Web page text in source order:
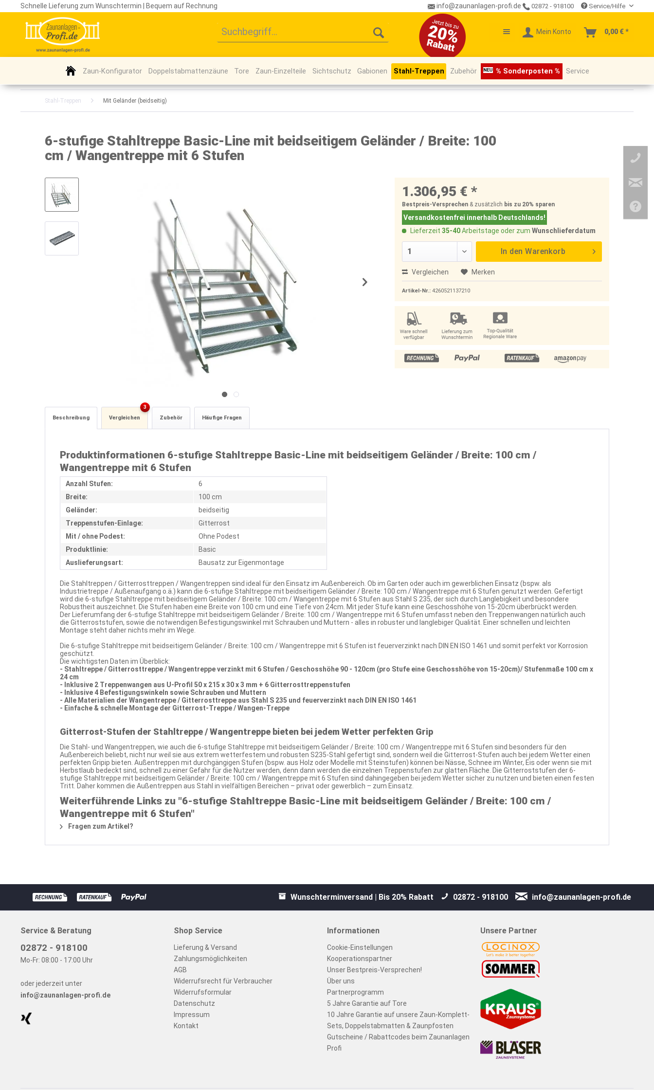
Schnelle Lieferung zum Wunschtermin | Bequem auf Rechnung info@zaunanlagen-profi.de 02872 - 918100 Service/Hilfe
Mein Konto 0,00 € *
Zaun-Konfigurator Doppelstabmattenzäune Tore Zaun-Einzelteile Sichtschutz Gabionen Stahl-Treppen Zubehör % Sonderposten % Service
Stahl-Treppen Mit Geländer (beidseitig)
6-stufige Stahltreppe Basic-Line mit beidseitigem Geländer / Breite: 100
cm / Wangentreppe mit 6 Stufen
1.306,95 € *
Bestpreis-Versprechen & zusätzlich bis zu 20% sparen
Versandkostenfrei innerhalb Deutschlands!
Lieferzeit35-40Arbeitstage oder zumWunschlieferdatum
In den Warenkorb
Vergleichen Merken
Artikel-Nr.:4260521137210
Beschreibung Vergleichen
3
Zubehör Häufige Fragen
Produktinformationen 6-stufige Stahltreppe Basic-Line mit beidseitigem Geländer / Breite: 100 cm /
Wangentreppe mit 6 Stufen
Anzahl Stufen:
6
Breite:
100 cm
Geländer:
beidseitig
Treppenstufen-Einlage:
Gitterrost
Mit / ohne Podest:
Ohne Podest
Produktlinie:
Basic
Auslieferungsart:
Bausatz zur Eigenmontage
Die Stahltreppen / Gitterrosttreppen / Wangentreppen sind ideal für den Einsatz im Außenbereich. Ob im Garten oder auch im gewerblichen Einsatz (bspw. als
Industrietreppe / Außenaufgang o.ä.) kann die 6-stufige Stahltreppe mit beidseitigem Geländer / Breite: 100 cm / Wangentreppe mit 6 Stufen genutzt werden. Gefertigt
wird die 6-stufige Stahltreppe mit beidseitigem Geländer / Breite: 100 cm / Wangentreppe mit 6 Stufen aus Stahl S 235, der sich durch Langlebigkeit und besondere
Robustheit auszeichnet. Die Stufen haben eine Breite von 100 cm und eine Tiefe von 24cm. Mit jeder Stufe kann eine Geschosshöhe von 15-20cm überbrückt werden.
Der Lieferumfang der 6-stufige Stahltreppe mit beidseitigem Geländer / Breite: 100 cm / Wangentreppe mit 6 Stufen umfasst neben den Treppenwangen natürlich auch
die Gitterroststufen, sowie die notwendigen Befestigungswinkel mit Schrauben und Muttern - alles in robuster und langlebiger Qualität. Einer schnellen und leichten
Montage steht daher nichts mehr im Wege.
Die 6-stufige Stahltreppe mit beidseitigem Geländer / Breite: 100 cm / Wangentreppe mit 6 Stufen ist feuerverzinkt nach DIN EN ISO 1461 und somit perfekt vor Korrosion
geschützt.
Die wichtigsten Daten im Überblick:
- Stahltreppe / Gitterrosttreppe / Wangentreppe verzinkt mit 6 Stufen / Geschosshöhe 90 - 120cm (pro Stufe eine Geschosshöhe von 15-20cm)/ Stufenmaße 100 cm x
24 cm
- Inklusive 2 Treppenwangen aus U-Profil 50 x 215 x 30 x 3 mm + 6 Gitterrosttreppenstufen
- Inklusive 4 Befestigungswinkeln sowie Schrauben und Muttern
- Alle Materialien der Wangentreppe / Gitterrosttreppe aus Stahl S 235 und feuerverzinkt nach DIN EN ISO 1461
- Einfache & schnelle Montage der Gitterrost-Treppe / Wangen-Treppe
Gitterrost-Stufen der Stahltreppe / Wangentreppe bieten bei jedem Wetter perfekten Grip
Die Stahl- und Wangentreppen, wie auch die 6-stufige Stahltreppe mit beidseitigem Geländer / Breite: 100 cm / Wangentreppe mit 6 Stufen sind besonders für den
Außenbereich beliebt, nicht nur weil sie aus extrem wetterfestem und robusten S235-Stahl gefertigt sind, sondern weil die Gitterrost-Stufen auch bei jedem Wetter einen
perfekten Gripip bieten. Außentreppen mit durchgängigen Stufen (bspw. aus Holz oder Modelle mit Steinstufen) können bei Nässe, Schnee im Winter, Eis oder wenn sie mit
Herbstlaub bedeckt sind, schnell zu einer Gefahr für die Nutzer werden, denn dann werden die einzelnen Treppenstufen zur glatten Fläche. Die Gitterroststufen der 6-
stufige Stahltreppe mit beidseitigem Geländer / Breite: 100 cm / Wangentreppe mit 6 Stufen sind dahingegeben bei jedem Wetter sicher zu nutzen und bieten einen festen
Tritt. Daher kommen die Außentreppen aus Stahl in vielfältigen Bereichen – privat oder gewerblich – zum Einsatz.
Weiterführende Links zu "6-stufige Stahltreppe Basic-Line mit beidseitigem Geländer / Breite: 100 cm /
Wangentreppe mit 6 Stufen"
Fragen zum Artikel?
Wunschterminversand | Bis 20% Rabatt 02872 - 918100 info@zaunanlagen-profi.de
Service & Beratung
02872 - 918100
Mo-Fr: 08:00 - 17:00 Uhr
oder jederzeit unter
info@zaunanlagen-profi.de
Shop Service
Lieferung & Versand
Zahlungsmöglichkeiten
AGB
Widerrufsrecht für Verbraucher
Widerrufsformular
Datenschutz
Impressum
Kontakt
Informationen
Cookie-Einstellungen
Kooperationspartner
Unser Bestpreis-Versprechen!
Über uns
Partnerprogramm
5 Jahre Garantie auf Tore
10 Jahre Garantie auf unsere Zaun-Komplett-
Sets, Doppelstabmatten & Zaunpfosten
Gutscheine / Rabattcodes beim Zaunanlagen
Profi
Unsere Partner